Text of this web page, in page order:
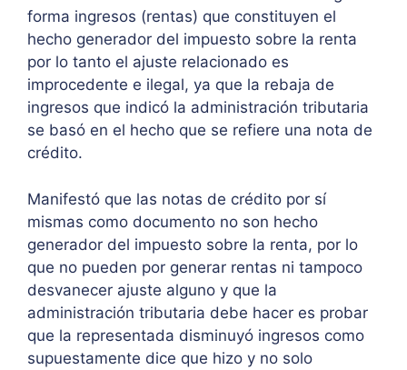
forma ingresos (rentas) que constituyen el
hecho generador del impuesto sobre la renta
por lo tanto el ajuste relacionado es
improcedente e ilegal, ya que la rebaja de
ingresos que indicó la administración tributaria
se basó en el hecho que se refiere una nota de
crédito.
Manifestó que las notas de crédito por sí
mismas como documento no son hecho
generador del impuesto sobre la renta, por lo
que no pueden por generar rentas ni tampoco
desvanecer ajuste alguno y que la
administración tributaria debe hacer es probar
que la representada disminuyó ingresos como
supuestamente dice que hizo y no solo